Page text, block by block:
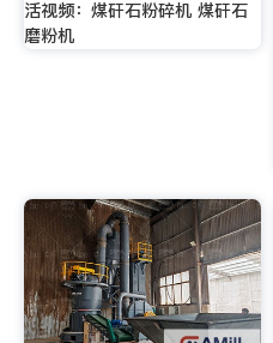
活视频：煤矸石粉碎机 煤矸石
磨粉机